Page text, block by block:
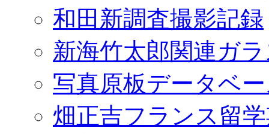
和田新調査撮影記録
新海竹太郎関連ガ
写真原板データベ
畑正吉フランス留